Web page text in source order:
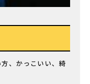
、かっこいい、綺